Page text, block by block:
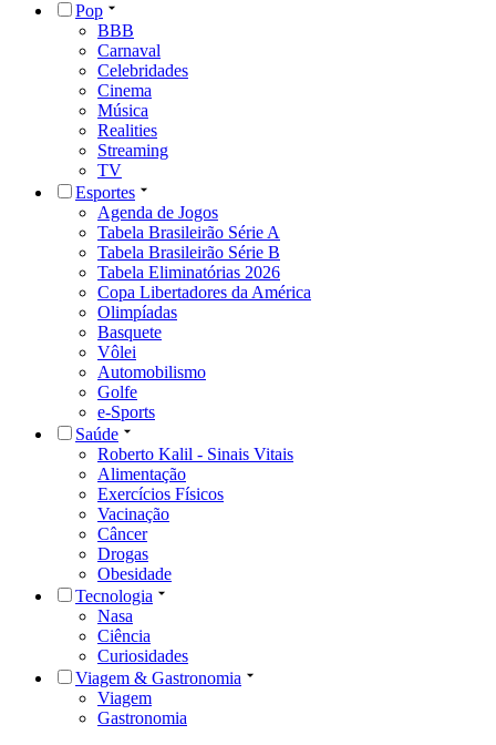
Pop
BBB
Carnaval
Celebridades
Cinema
Música
Realities
Streaming
TV
Esportes
Agenda de Jogos
Tabela Brasileirão Série A
Tabela Brasileirão Série B
Tabela Eliminatórias 2026
Copa Libertadores da América
Olimpíadas
Basquete
Vôlei
Automobilismo
Golfe
e-Sports
Saúde
Roberto Kalil - Sinais Vitais
Alimentação
Exercícios Físicos
Vacinação
Câncer
Drogas
Obesidade
Tecnologia
Nasa
Ciência
Curiosidades
Viagem & Gastronomia
Viagem
Gastronomia